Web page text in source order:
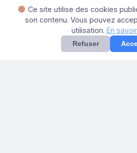
seul au fond de l’Espace…
11 mai 2026
Ce site utilise des cookies
son contenu. Vous pouvez
utilisation. En
Refuser